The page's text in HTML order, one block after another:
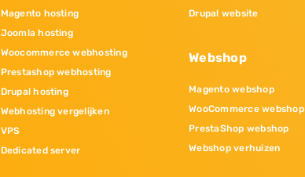
Magento hosting
Joomla hosting
Woocommerce webhosting
Prestashop webhosting
Drupal hosting
Webhosting vergelijken
VPS
Dedicated server
Drupal website
Webshop
Magento webshop
WooCommerce webshop
PrestaShop webshop
Webshop verhuizen